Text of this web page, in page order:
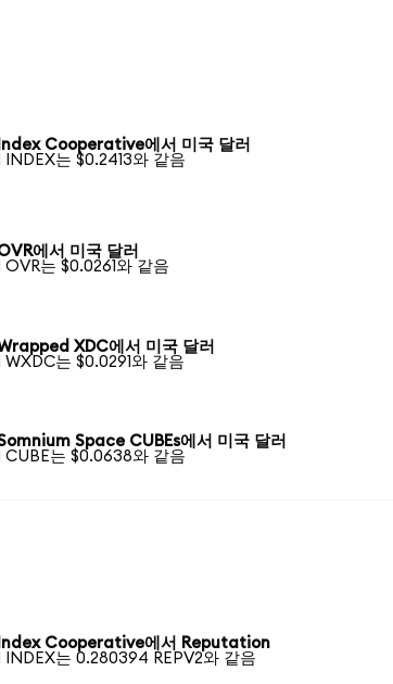
Index Cooperative에서 미국 달러
INDEX는 $0.2413와 같음
에서 미국 달러
OVR는 $0.0261와 같음
XDC에서 미국 달러
WXDC는 $0.0291와 같음
Space CUBEs에서 미국 달러
CUBE는 $0.0638와 같음
Index Cooperative에서 Reputation
INDEX는 0.280394 REPV2와 같음